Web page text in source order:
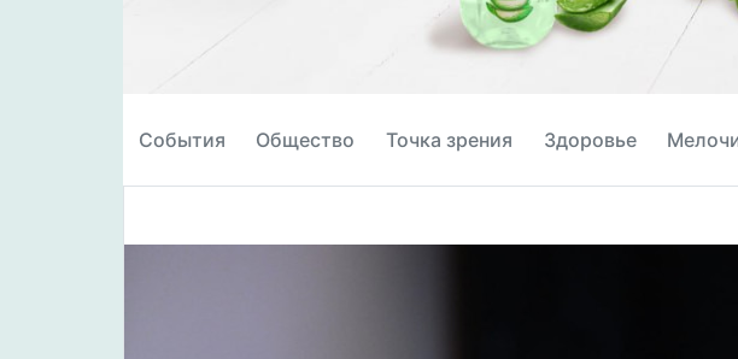
События Общество Точка зрения Здоровье